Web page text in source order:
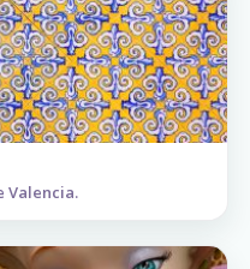
Valencia.